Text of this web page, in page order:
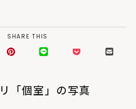
SHARE THIS
「個室」の写真